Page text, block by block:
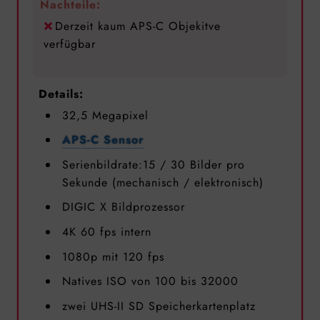
Nachteile:
Derzeit kaum APS-C Objekitve
verfügbar
Details:
32,5 Megapixel
APS-C Sensor
Serienbildrate:15 / 30 Bilder pro
Sekunde (mechanisch / elektronisch)
DIGIC X Bildprozessor
4K 60 fps intern
1080p mit 120 fps
Natives ISO von 100 bis 32000
zwei UHS-II SD Speicherkartenplatz